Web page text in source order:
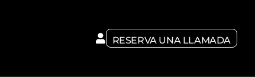
RESERVA UNA LLAMADA